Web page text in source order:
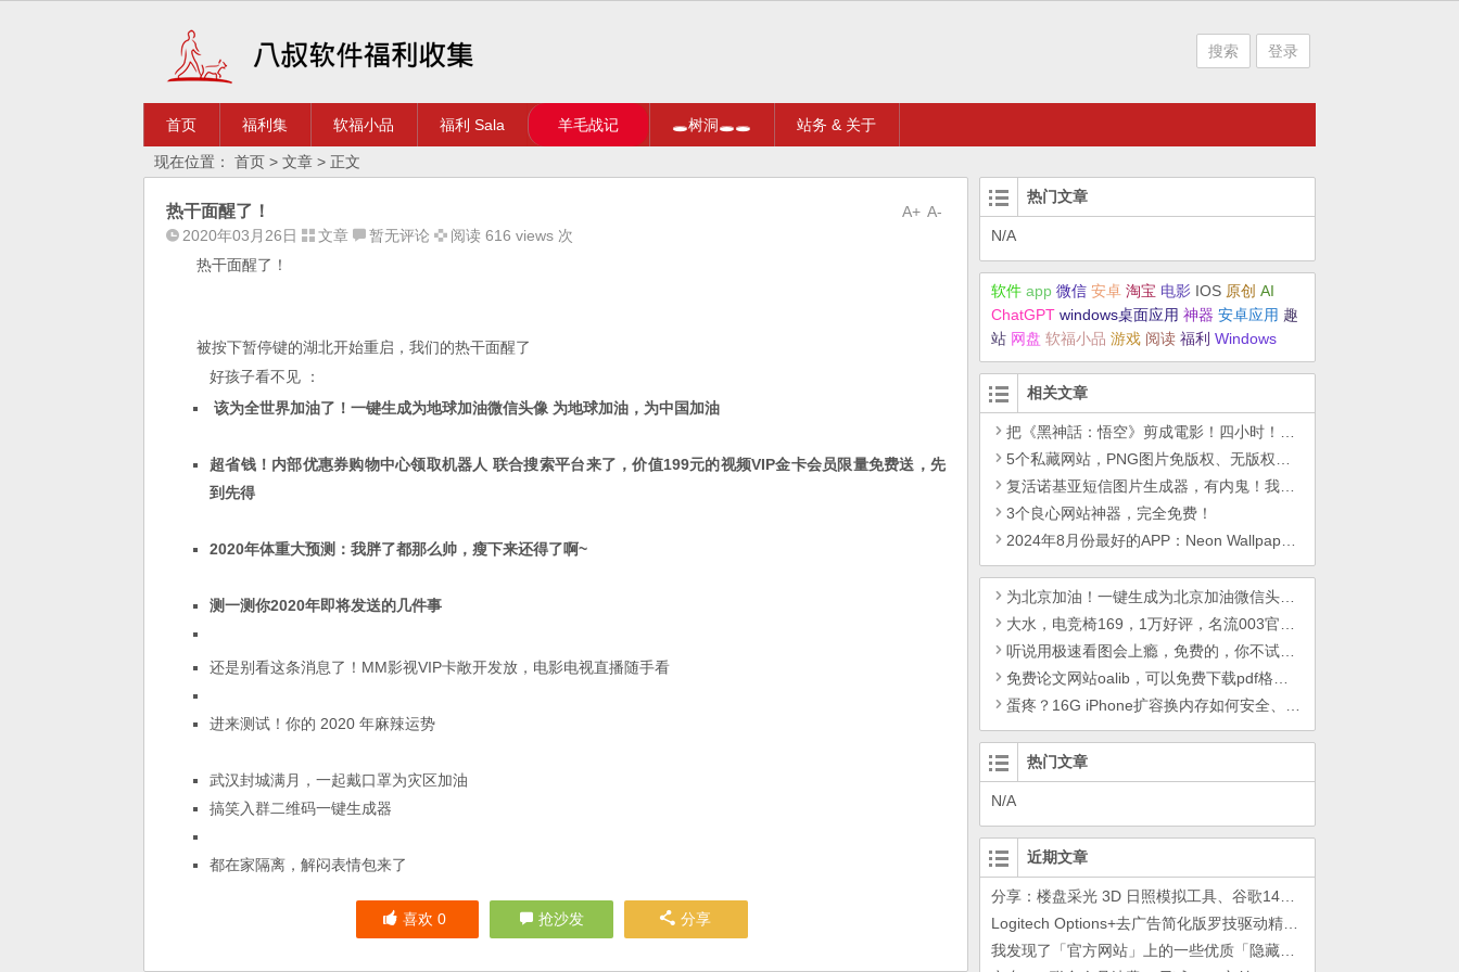
搜索 登录
首页 福利集 软福小品 福利 Sala 羊毛战记 🕳树洞🕳🕳 站务 & 关于
现在位置： 首页 > 文章 > 正文
A-
A+
热干面醒了！
2020年03月26日 文章 暂无评论
阅读 616 views 次
热干面醒了！
被按下暂停键的湖北开始重启，我们的热干面醒了
好孩子看不见 ：
该为全世界加油了！一键生成为地球加油微信头像 为地球加油，为中国加油
超省钱！内部优惠券购物中心领取机器人 联合搜索平台来了，价值199元的视频VIP金卡会员限量免费送，先
到先得
2020年体重大预测：我胖了都那么帅，瘦下来还得了啊~
测一测你2020年即将发送的几件事
还是别看这条消息了！MM影视VIP卡敞开发放，电影电视直播随手看
进来测试！你的 2020 年麻辣运势
武汉封城满月，一起戴口罩为灾区加油
搞笑入群二维码一键生成器
都在家隔离，解闷表情包来了
喜欢0 抢沙发 分享
热门文章
N/A
软件 app 微信 安卓 淘宝 电影 IOS 原创 AI
ChatGPT windows桌面应用 神器 安卓应用 趣
站 网盘 软福小品 游戏 阅读 福利 Windows
相关文章
把《黑神話：悟空》剪成電影！四小时！4K60fps
5个私藏网站，PNG图片免版权、无版权音效、无版权音乐资源，低调使用
复活诺基亚短信图片生成器，有内鬼！我们回不去了笨蛋
3个良心网站神器，完全免费！
2024年8月份最好的APP：Neon Wallpaper，Sleepytales，圆周旅迹
为北京加油！一键生成为北京加油微信头像！必胜！
大水，电竞椅169，1万好评，名流003官店11元24只
听说用极速看图会上瘾，免费的，你不试试？
免费论文网站oalib，可以免费下载pdf格式论文
蛋疼？16G iPhone扩容换内存如何安全、放心
热门文章
N/A
近期文章